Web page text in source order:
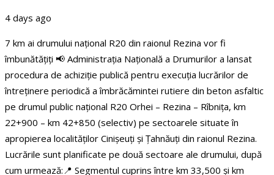
4 days ago
7 km ai drumului național R20 din raionul Rezina vor fi
îmbunătățiți 📢 Administrația Națională a Drumurilor a lansat
procedura de achiziție publică pentru execuția lucrărilor de
întreținere periodică a îmbrăcămintei rutiere din beton asfaltic
pe drumul public național R20 Orhei – Rezina – Rîbnița, km
22+900 – km 42+850 (selectiv) pe sectoarele situate în
apropierea localităților Cinișeuți și Țahnăuți din raionul Rezina.
Lucrările sunt planificate pe două sectoare ale drumului, după
cum urmează:📍 Segmentul cuprins între km 33,500 și km